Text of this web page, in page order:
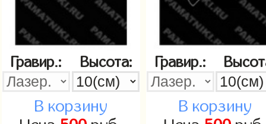
Гравир.: Высота:
В корзину
Гравир.:
В корзину